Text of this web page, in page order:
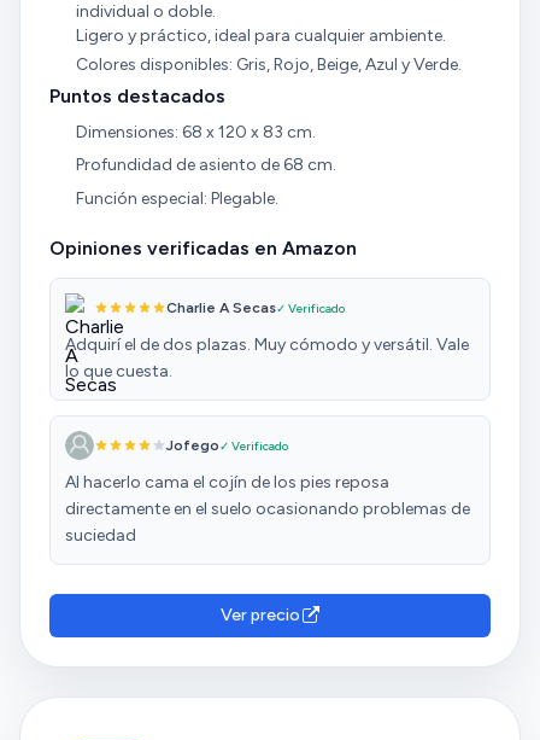
individual o doble.
Ligero y práctico, ideal para cualquier ambiente.
Colores disponibles: Gris, Rojo, Beige, Azul y Verde.
Puntos destacados
Dimensiones: 68 x 120 x 83 cm.
Profundidad de asiento de 68 cm.
Función especial: Plegable.
Opiniones verificadas en Amazon
Charlie A Secas✓ Verificado
Adquirí el de dos plazas. Muy cómodo y versátil. Vale
lo que cuesta.
Jofego✓ Verificado
Al hacerlo cama el cojín de los pies reposa
directamente en el suelo ocasionando problemas de
suciedad
Ver precio